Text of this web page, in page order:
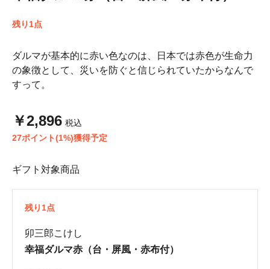
残り1点
ダルマが基本的に赤い色なのは、日本では赤色が生命力
の象徴として、災いを防ぐと信じられていたからなんで
すって。
￥2,896 税込
27ポイント(1%)獲得予定
ギフト対象商品
残り1点
卯三郎こけし
幸福ダルマ赤（台・屏風・赤布付）